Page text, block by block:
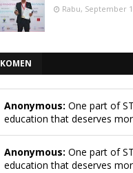
Rabu, September
KOMEN
Anonymous: One part of
education that deserves
Anonymous: One part of
education that deserves